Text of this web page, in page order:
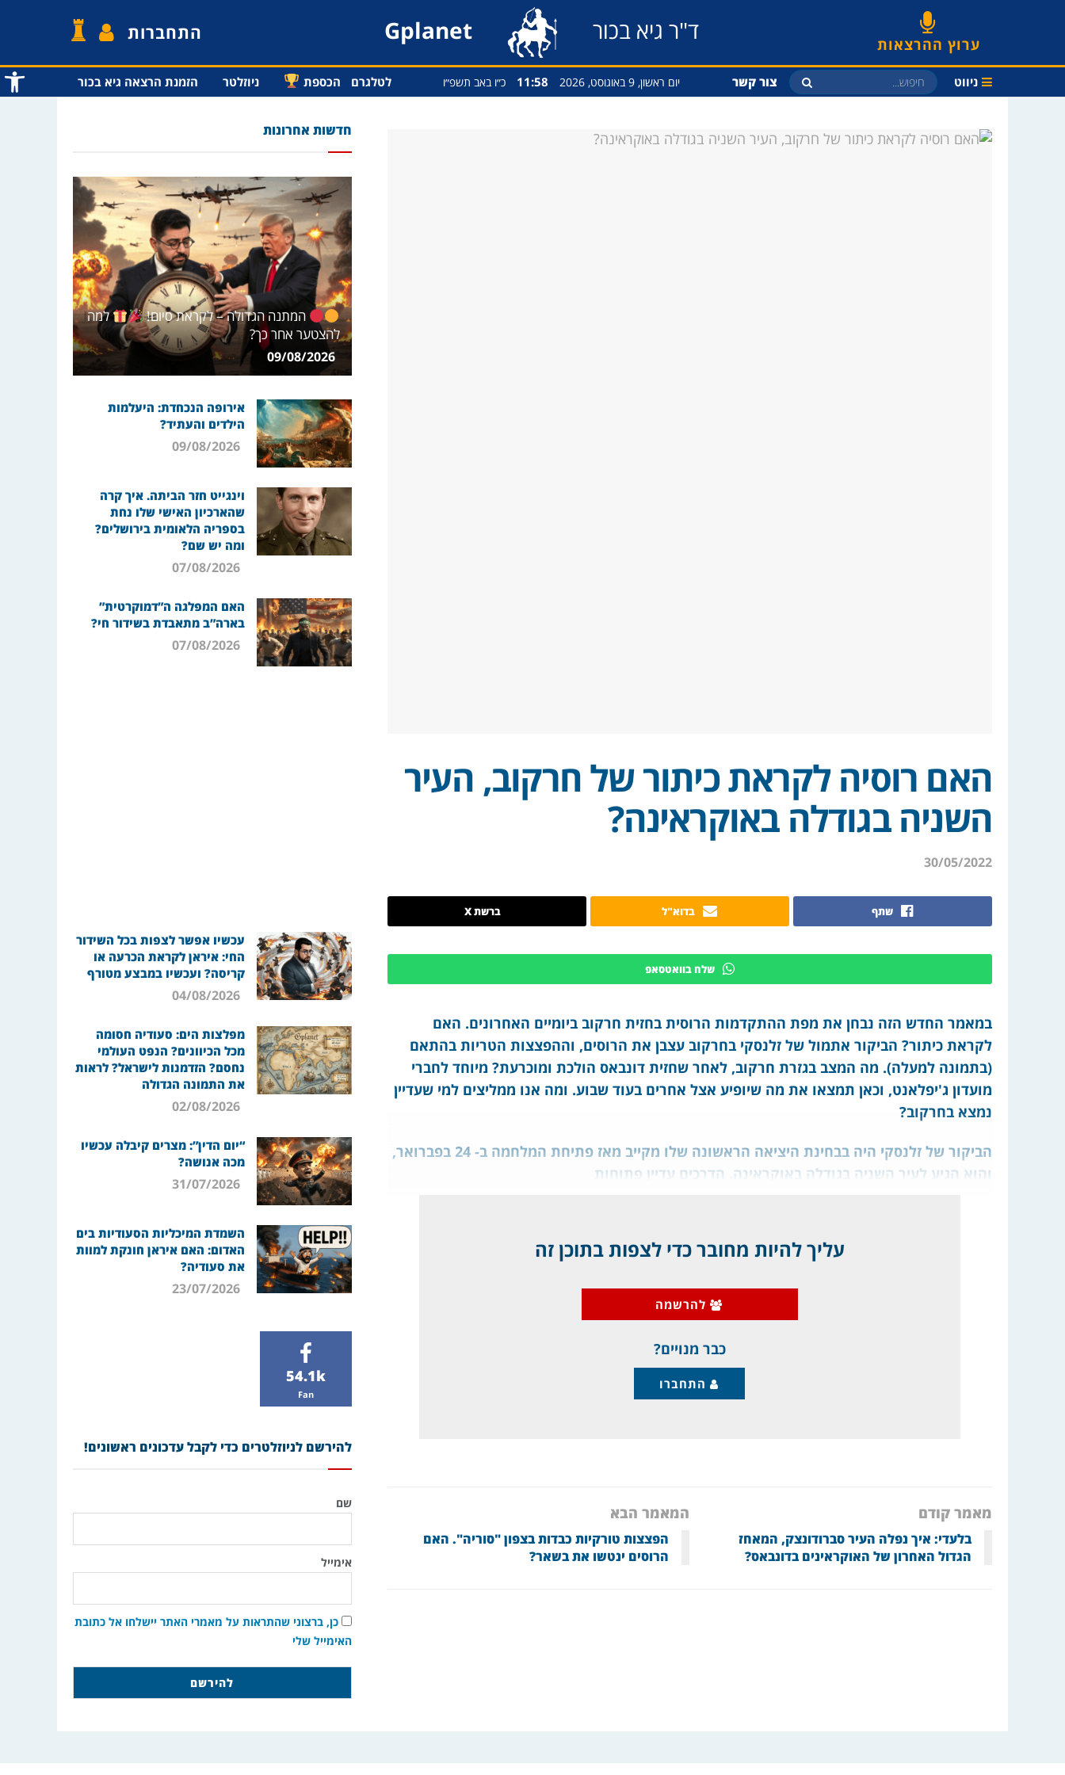
פתח
ערוץ ההרצאות ד"ר גיא בכור Gplanet התחברות
ניווט צור קשר יום ראשון, 9 באוגוסט, 2026 11:58 כ״ו באב תשפ״ו לטלגרם הכספת ניוזלטר הזמנת הרצאה גיא בכור
האם רוסיה לקראת כיתור של חרקוב, העיר
השניה בגודלה באוקראינה?
30/05/2022
שתף בדוא"ל ברשת X
שלח בוואטסאפ
במאמר החדש הזה נבחן את מפת ההתקדמות הרוסית בחזית חרקוב ביומיים האחרונים. האם
לקראת כיתור? הביקור אתמול של זלנסקי בחרקוב עצבן את הרוסים, וההפצצות הטריות בהתאם
(בתמונה למעלה). מה המצב בגזרת חרקוב, לאחר שחזית דונבאס הולכת ומוכרעת? מיוחד לחברי
מועדון ג'יפלאנט, וכאן תמצאו את מה שיופיע אצל אחרים בעוד שבוע. ומה אנו ממליצים למי שעדיין
נמצא בחרקוב?
הביקור של זלנסקי היה בבחינת היציאה הראשונה שלו מקייב מאז פתיחת המלחמה ב- 24 בפברואר,
והוא הגיע לעיר השניה בגודלה באוקראינה. הדרכים עדיין פתוחות
עליך להיות מחובר כדי לצפות בתוכן זה
להרשמה
כבר מנויים?
התחברו
מאמר קודם
בלעדי: איך נפלה העיר סברודונצק, המאחז
הגדול האחרון של האוקראינים בדונבאס?
המאמר הבא
הפצצות טורקיות כבדות בצפון "סוריה". האם
הרוסים ינטשו את בשאר?
חדשות אחרונות
המתנה הגדולה – לקראת סיום!
למה
להצטער אחר כך?
09/08/2026
אירופה הנכחדת: היעלמות
הילדים והעתיד?
09/08/2026
וינגייט חזר הביתה. איך קרה
שהארכיון האישי שלו נחת
בספריה הלאומית בירושלים?
ומה יש שם?
07/08/2026
האם המפלגה ה”דמוקרטית”
בארה”ב מתאבדת בשידור חי?
07/08/2026
עכשיו אפשר לצפות בכל השידור
החי: איראן לקראת הכרעה או
קריסה? ועכשיו במבצע מטורף
04/08/2026
מפלצות הים: סעודיה חסומה
מכל הכיוונים? הנפט העולמי
נחסם? הזדמנות לישראל? לראות
את התמונה הגדולה
02/08/2026
“יום הדין”: מצרים קיבלה עכשיו
מכה אנושה?
31/07/2026
השמדת המיכליות הסעודיות בים
האדום: האם איראן חונקת למוות
את סעודיה?
23/07/2026
54.1k
Fan
להירשם לניוזלטרים כדי לקבל עדכונים ראשונים!
שם
אימייל
כן, ברצוני שהתראות על מאמרי האתר יישלחו אל כתובת
האימייל שלי